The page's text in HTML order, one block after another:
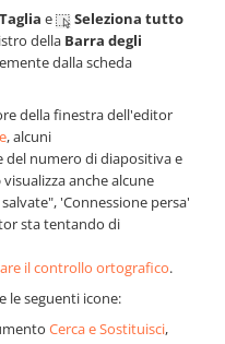
Taglia e
Seleziona tutto
della Barra degli
dalla scheda
della finestra dell'editor
, alcuni
del numero di diapositiva e
visualizza anche alcune
'Connessione persa'
sta tentando di
il controllo ortografico.
le seguenti icone:
Cerca e Sostituisci,